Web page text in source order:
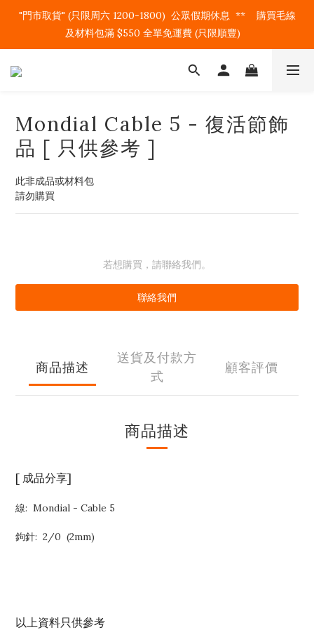
"門市取貨" (只限周六 1200-1800)  公眾假期休息  **    購買毛線
及材料包滿 $550 全單免運費 (只限順豐)
Mondial Cable 5 - 復活節飾
品 [ 只供參考 ]
此非成品或材料包
請勿購買
若想購買，請聯絡我們。
聯絡我們
商品描述
送貨及付款方
式
顧客評價
商品描述
[ 成品分享]
線: Mondial - Cable 5
鉤針: 2/0 (2mm)
以上資料只供參考